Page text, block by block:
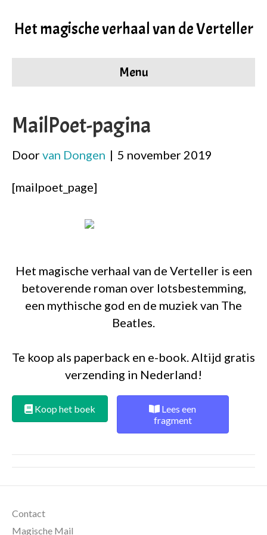
Het magische verhaal van de Verteller
Menu
MailPoet-pagina
Doorvan Dongen | 5 november 2019
[mailpoet_page]
Het magische verhaal van de Verteller is een
betoverende roman over lotsbestemming,
een mythische god en de muziek van The
Beatles.
Te koop als paperback en e-book. Altijd gratis
verzending in Nederland!
Koop het boek
Lees een
fragment
Contact
Magische Mail